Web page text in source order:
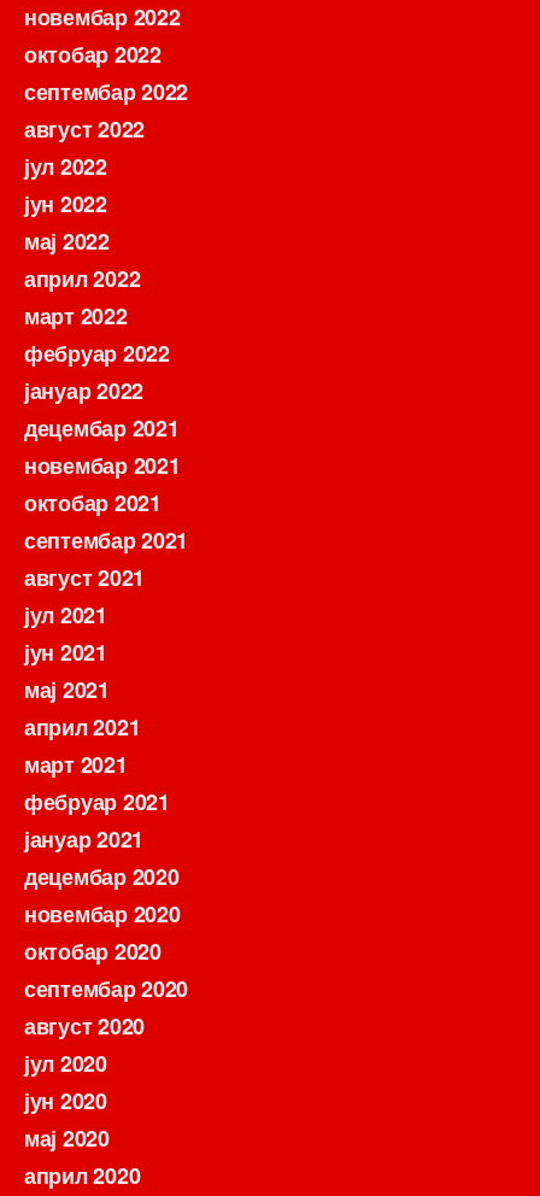
новембар 2022
октобар 2022
септембар 2022
август 2022
јул 2022
јун 2022
мај 2022
април 2022
март 2022
фебруар 2022
јануар 2022
децембар 2021
новембар 2021
октобар 2021
септембар 2021
август 2021
јул 2021
јун 2021
мај 2021
април 2021
март 2021
фебруар 2021
јануар 2021
децембар 2020
новембар 2020
октобар 2020
септембар 2020
август 2020
јул 2020
јун 2020
мај 2020
април 2020